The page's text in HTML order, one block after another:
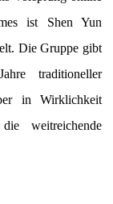
ist Shen Yun
Die Gruppe gibt
traditioneller
in Wirklichkeit
weitreichende